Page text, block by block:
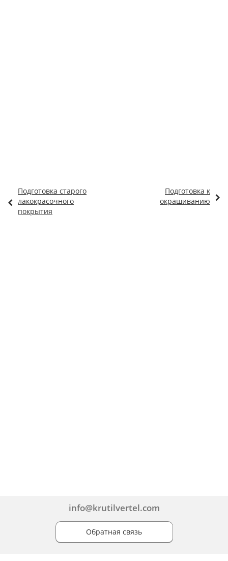
Подготовка старого
лакокрасочного
покрытия
Подготовка к
окрашиванию
info@krutilvertel.com
Обратная связь